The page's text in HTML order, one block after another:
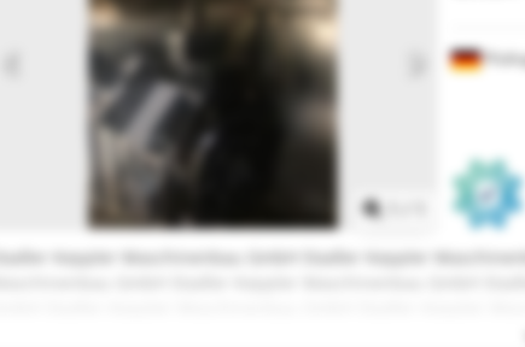
Stadler Keppler Maschinenbau GmbH Stadler Keppler
Keppler Maschinenbau GmbH Stadler Keppler Maschinenbau